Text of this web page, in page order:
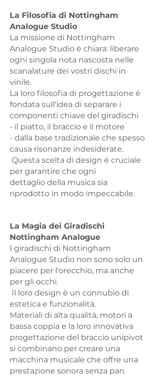
La Filosofia di Nottingham
Analogue Studio
La missione di Nottingham
Analogue Studio è chiara: liberare
ogni singola nota nascosta nelle
scanalature dei vostri dischi in
vinile.
La loro filosofia di progettazione è
fondata sull'idea di separare i
componenti chiave del giradischi
- il piatto, il braccio e il motore
- dalla base tradizionale che spesso
causa risonanze indesiderate.
Questa scelta di design è cruciale
per garantire che ogni
dettaglio della musica sia
riprodotto in modo impeccabile.
La Magia dei Giradischi
Nottingham Analogue
I giradischi di Nottingham
Analogue Studio non sono solo un
piacere per l'orecchio, ma anche
per gli occhi.
Il loro design è un connubio di
estetica e funzionalità.
Materiali di alta qualità, motori a
bassa coppia e la loro innovativa
progettazione del braccio unipivot
si combinano per creare una
macchina musicale che offre una
prestazione sonora senza pari.